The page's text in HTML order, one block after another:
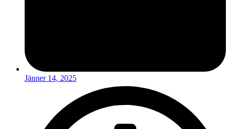
Jänner 14, 2025